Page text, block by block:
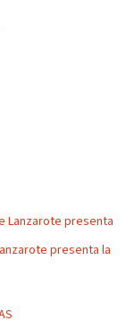
presenta la